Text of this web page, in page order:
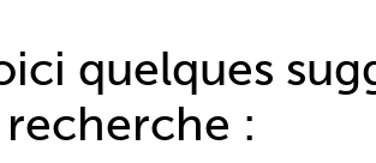
quelques
recherche :